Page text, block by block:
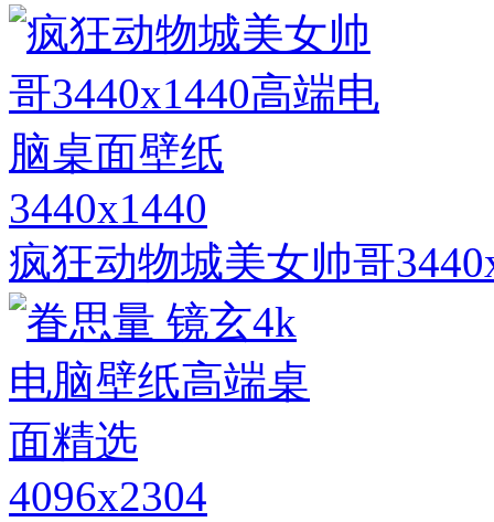
3440x1440
疯狂动物城美女帅哥
4096x2304